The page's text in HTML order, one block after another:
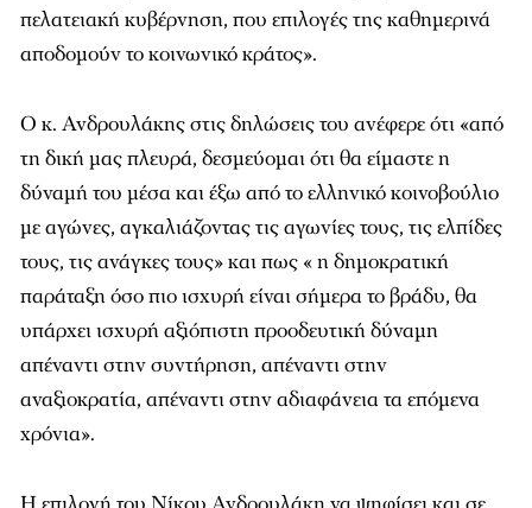
πελατειακή κυβέρνηση, που επιλογές της καθημερινά
αποδομούν το κοινωνικό κράτος».
Ο κ. Ανδρουλάκης στις δηλώσεις του ανέφερε ότι «από
τη δική μας πλευρά, δεσμεύομαι ότι θα είμαστε η
δύναμή του μέσα και έξω από το ελληνικό κοινοβούλιο
με αγώνες, αγκαλιάζοντας τις αγωνίες τους, τις ελπίδες
τους, τις ανάγκες τους» και πως « η δημοκρατική
παράταξη όσο πιο ισχυρή είναι σήμερα το βράδυ, θα
υπάρχει ισχυρή αξιόπιστη προοδευτική δύναμη
απέναντι στην συντήρηση, απέναντι στην
αναξιοκρατία, απέναντι στην αδιαφάνεια τα επόμενα
χρόνια».